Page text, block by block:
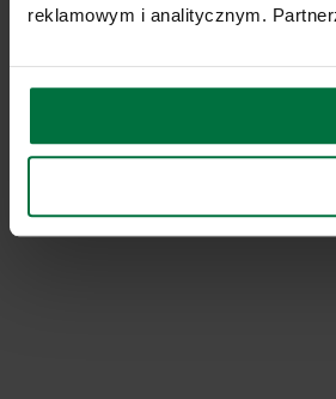
reklamowym i analitycznym.